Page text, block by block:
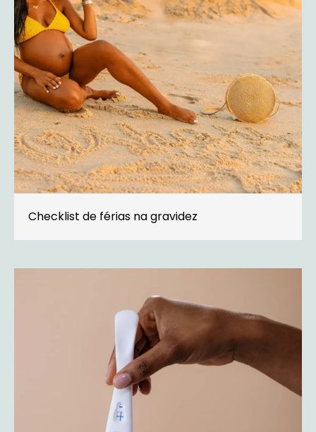
Checklist de férias na gravidez